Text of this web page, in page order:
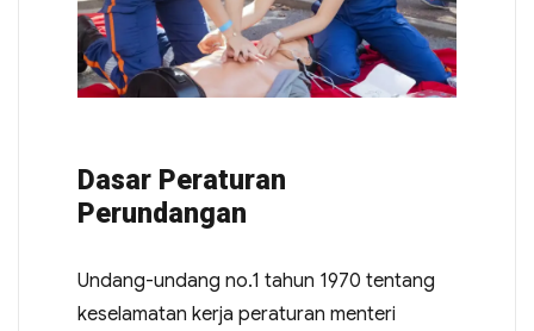
Dasar Peraturan
Perundangan
Undang-undang no.1 tahun 1970 tentang
keselamatan kerja peraturan menteri